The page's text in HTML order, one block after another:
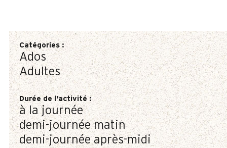
Catégories:
Ados
Adultes
Durée de l'activité:
à la journée
demi-journée matin
demi-journée après-midi